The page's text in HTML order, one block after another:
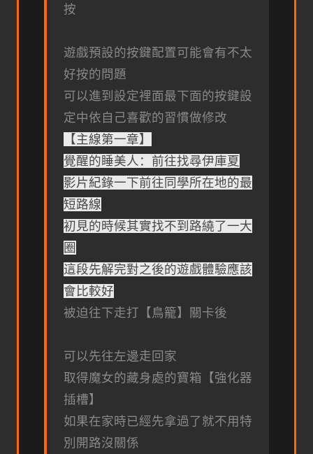
按
遊戲預設的按鍵配置可能會有不太
好按的問題
可以進到設定裡面最下面的按鍵設
定中依自己喜歡的習慣做修改
【主線第一章】
覺醒的睡美人：前往找尋伊庫夏
影片紀錄一下前往同學所在地的最
短路線
初見的時候其實找不到路繞了一大
圈
這段先解完對之後的遊戲體驗應該
會比較好
被迫往下走打【鳥籠】關卡後
可以先往左邊走回家
取得魔女的藏身處的寶箱【強化器
插槽】
如果在家時已經先拿過了就不用特
別開路沒關係